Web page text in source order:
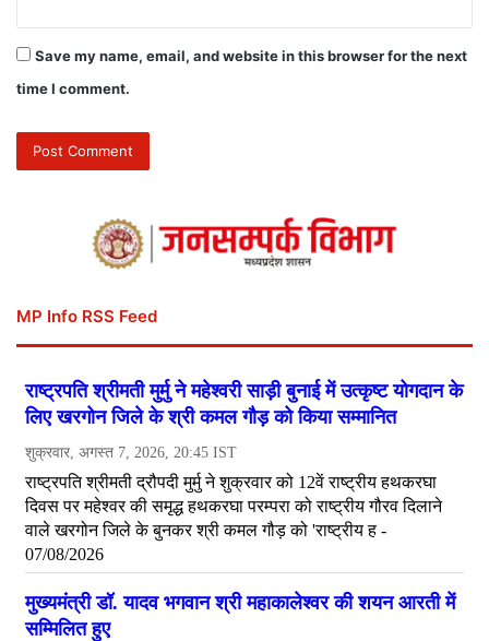
Save my name, email, and website in this browser for the next
time I comment.
MP Info RSS Feed